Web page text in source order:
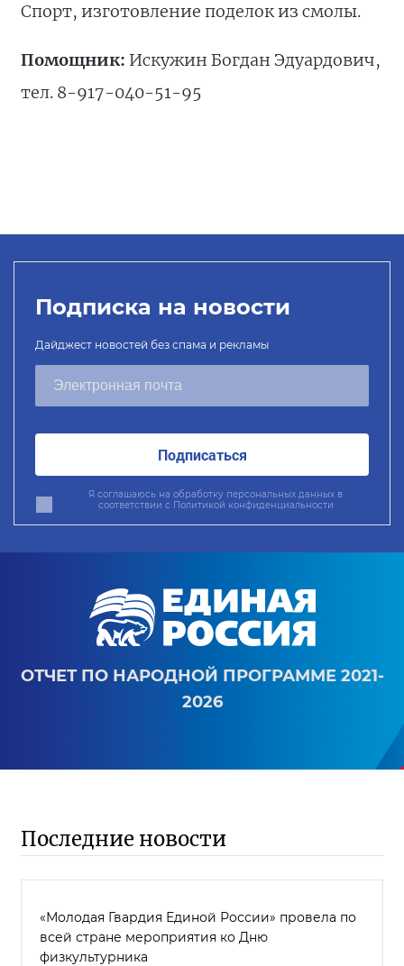
Спорт, изготовление поделок из смолы.
Помощник: Искужин Богдан Эдуардович,
тел. 8-917-040-51-95
Подписка на новости
Дайджест новостей без спама и рекламы
Подписаться
Я соглашаюсь на обработку персональных данных в
соответствии с Политикой конфиденциальности
ОТЧЕТ ПО НАРОДНОЙ ПРОГРАММЕ 2021-
2026
Последние новости
«Молодая Гвардия Единой России» провела по
всей стране мероприятия ко Дню
физкультурника